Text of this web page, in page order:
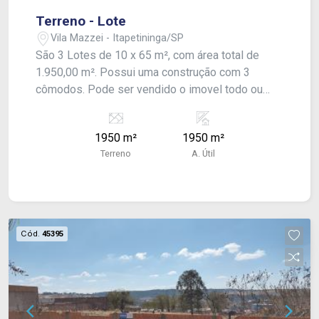
Terreno - Lote
Vila Mazzei - Itapetininga/SP
São 3 Lotes de 10 x 65 m², com área total de
1.950,00 m². Possui uma construção com 3
cômodos. Pode ser vendido o imovel todo ou
m².aproximadamente, que pode ser vendido
separadamente por R 150.000,00.
1950 m²
Terreno
1950 m²
A. Útil
Cód. 45395